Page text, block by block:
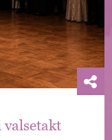
valsetakt